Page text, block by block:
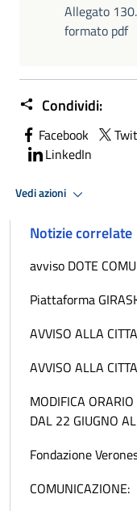
Allegato
formato pdf
Condividi:
Facebook
LinkedIn
Vedi azioni
Notizie correlate
avviso DOTE
Piattaforma
AVVISO ALLA
AVVISO ALLA
MODIFICA
DAL 22 GIUGNO
Fondazione
COMUNICAZIONE: